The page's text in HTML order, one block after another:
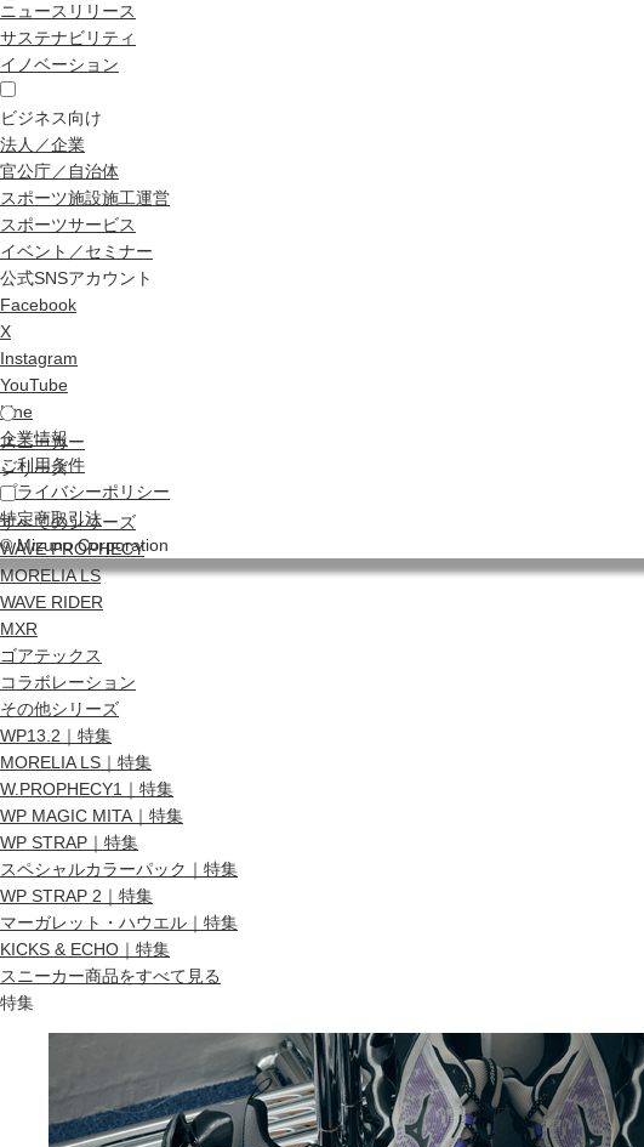
スニーカー
シリーズ
すべてのシリーズ
WAVE PROPHECY
MORELIA LS
WAVE RIDER
MXR
ゴアテックス
コラボレーション
その他シリーズ
WP13.2｜特集
MORELIA LS｜特集
W.PROPHECY1｜特集
WP MAGIC MITA｜特集
WP STRAP｜特集
スペシャルカラーパック｜特集
WP STRAP 2｜特集
マーガレット・ハウエル｜特集
KICKS & ECHO｜特集
スニーカー商品をすべて見る
特集
ニュースリリース
サステナビリティ
イノベーション
ビジネス向け
法人／企業
官公庁／自治体
スポーツ施設施工運営
スポーツサービス
イベント／セミナー
公式SNSアカウント
Facebook
X
Instagram
YouTube
Line
企業情報
ご利用条件
プライバシーポリシー
特定商取引法
© Mizuno Corporation